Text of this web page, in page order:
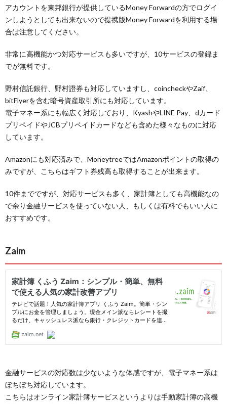
アカウントを東邦銀行が提供しているMoney Forwardの方でログイ
ンしようとしても出来ないので提携版Money Forwardを利用する場
合は注意してください。
非常に高機能かつ対応サービスも多いですが、10サービスの登録ま
でが無料です。
野村信託銀行、野村證券も対応していますし、coincheckやZaif、
bitFlyerを含む暗号資産取引所にも対応しています。
電子マネー系にも幅広く対応しており、KyashやLINE Pay、dカード
プリペイドやJCBプリペイドカードなども含めた様々なものに対応
しています。
Amazonにも対応済みで、MoneytreeではAmazonポイントの取得の
みですが、こちらはギフト券残高も取得することが出来ます。
10件までですが、対応サービスも多く、家計簿としても高機能なの
で余り金融サービスを使っていない人、もしくは有料でもいい人に
おすすめです。
Zaim
金融サービスの対応数は少ないような体感ですが、電子マネー系は
ぼちぼち対応しています。
こちらはオンライン家計簿サービスというよりは手動家計簿の高機